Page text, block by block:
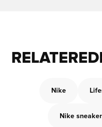
Nike
Nike